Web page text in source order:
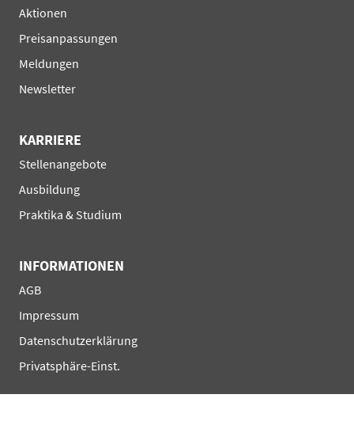
Navigation
überspringen
Aktionen
Preisanpassungen
Meldungen
Newsletter
KARRIERE
Navigation
überspringen
Stellenangebote
Ausbildung
Praktika & Studium
INFORMATIONEN
Navigation
überspringen
AGB
Impressum
Datenschutzerklärung
Privatsphäre-Einst.